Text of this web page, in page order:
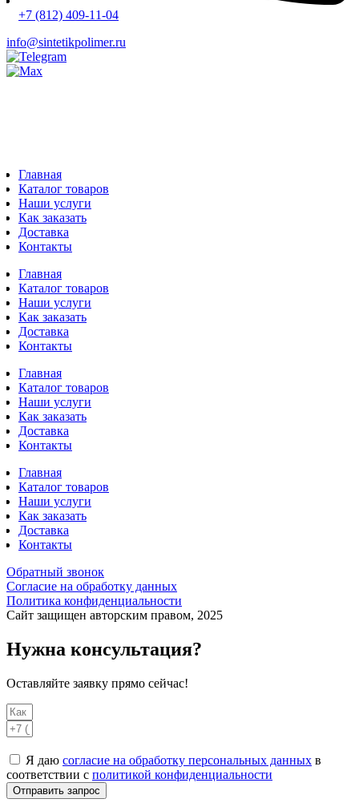
+7 (812) 409-11-04
info@sintetikpolimer.ru
Главная
Каталог товаров
Наши услуги
Как заказать
Доставка
Контакты
Главная
Каталог товаров
Наши услуги
Как заказать
Доставка
Контакты
Главная
Каталог товаров
Наши услуги
Как заказать
Доставка
Контакты
Главная
Каталог товаров
Наши услуги
Как заказать
Доставка
Контакты
Обратный звонок
Согласие на обработку данных
Политика конфиденциальности
Сайт защищен авторским правом, 2025
Нужна консультация?
Оставляйте заявку прямо сейчас!
Я даю согласие на обработку персональных данных в
соответствии с политикой конфиденциальности
Отправить запрос